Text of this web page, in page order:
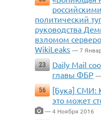
политический
руководства
взломом
WikiLeaks — 7
23
Daily Mail
главы ФБР —
56
[Бука] СМИ:
это может
— 4 Ноября 2016